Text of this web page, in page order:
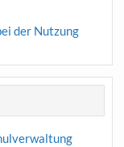
der Nutzung